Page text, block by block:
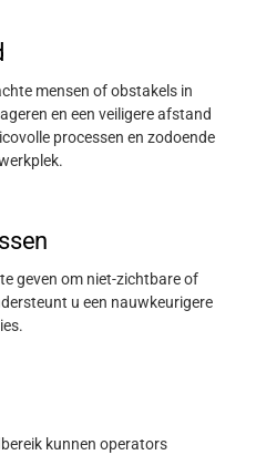
mensen of obstakels in
eneen veiligere afstand
processen en zodoende
geven om niet-zichtbare of
u een nauwkeurigere
kunnen operators